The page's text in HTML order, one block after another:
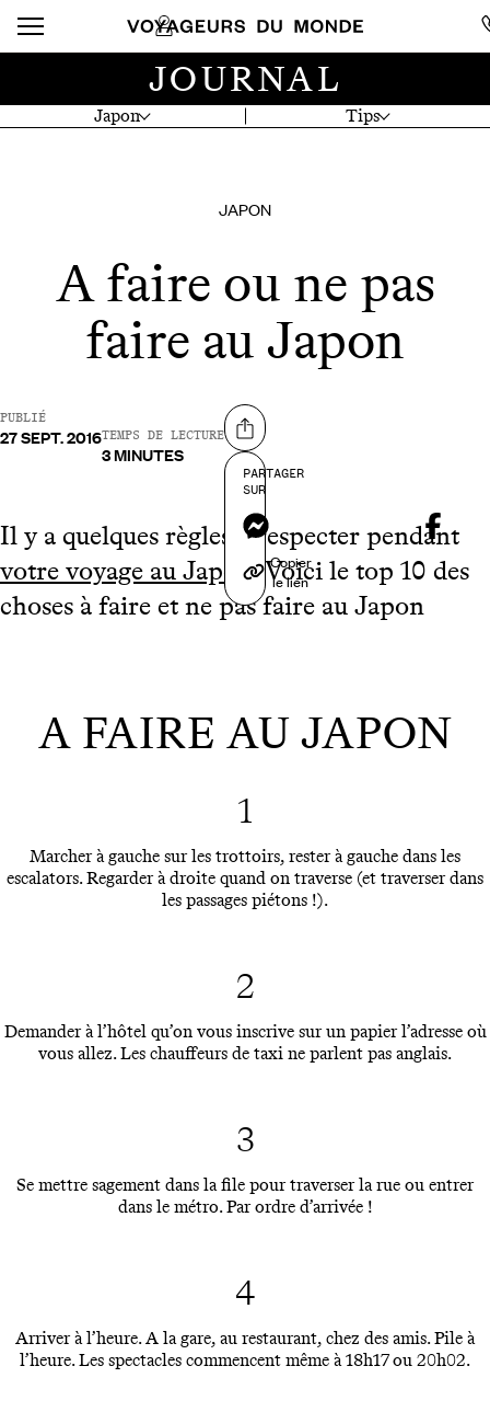
Japon Tips
JOURNAL
JAPON
A faire ou ne pas
faire au Japon
PUBLIÉ
27 SEPT. 2016TEMPS DE LECTURE
3 MINUTES
Partager sur
PARTAGER
SUR
Messenger
Copier
le lien
Il y a quelques règles à respecter pendant
votre voyage au Japon. Voici le top 10 des
choses à faire et ne pas faire au Japon
A FAIRE AU JAPON
1
Marcher à gauche sur les trottoirs, rester à gauche dans les
escalators. Regarder à droite quand on traverse (et traverser dans
les passages piétons !).
2
Demander à l’hôtel qu’on vous inscrive sur un papier l’adresse où
vous allez. Les chauffeurs de taxi ne parlent pas anglais.
3
Se mettre sagement dans la file pour traverser la rue ou entrer
dans le métro. Par ordre d’arrivée !
4
Arriver à l’heure. A la gare, au restaurant, chez des amis. Pile à
l’heure. Les spectacles commencent même à 18h17 ou 20h02.